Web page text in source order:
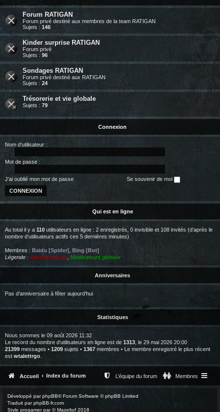
Forum RATIGAN
Forum privé destiné aux membres de la team RATIGAN
Sujets : 146
Kinder surprise RATIGAN
Forum privé
Sujets : 96
Sondages RATIGAN
Forum privé destiné aux RATIGAN
Sujets : 24
Trésorerie et vie globale
Sujets : 79
Connexion
Nom d’utilisateur :
Mot de passe :
J’ai oublié mon mot de passe Se souvenir de moi
Qui est en ligne
Au total il y a 110 utilisateurs en ligne : 2 enregistrés, 0 invisible et 108 invités (d’après le
nombre d’utilisateurs actifs ces 5 dernières minutes)
Membres : Baidu [Spider] Bing [Bot]
Légende : Administrateurs Modérateurs globaux
Anniversaires
Pas d’anniversaire à fêter aujourd’hui
Statistiques
Nous sommes le 09 août 2026 11:32
Le record du nombre d’utilisateurs en ligne est de 1313 , le 29 mai 2026 20:00
21399 messages • 1209 sujets • 1367 membres • Le membre enregistré le plus récent
est wtalettrgo
Accueil Index du forum Membres
L’équipe du forum
Développé parphpBB® Forum Software © phpBB Limited
Traduit parphpBB-fr.com
Style progamerpar ©Mazeltof 2018